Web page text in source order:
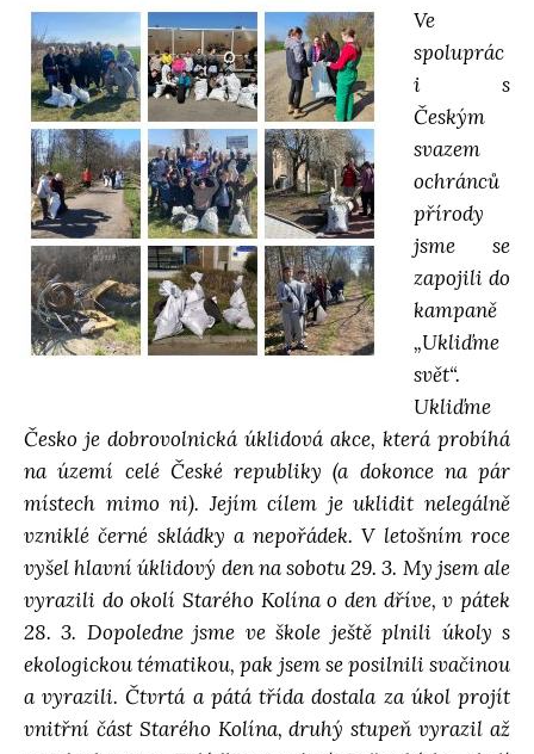
á
v
á
í
Ve
spoluprác
i s
Českým
svazem
ochránců
přírody
jsme se
zapojili do
kampaně
„Ukliďme
svět“.
Ukliďme
Česko je dobrovolnická úklidová akce, která probíhá
na území celé České republiky (a dokonce na pár
místech mimo ni). Jejím cílem je uklidit nelegálně
vzniklé černé skládky a nepořádek. V letošním roce
vyšel hlavní úklidový den na sobotu 29. 3. My jsem ale
vyrazili do okolí Starého Kolína o den dříve, v pátek
28. 3. Dopoledne jsme ve škole ještě plnili úkoly s
ekologickou tématikou, pak jsem se posilnili svačinou
a vyrazili. Čtvrtá a pátá třída dostala za úkol projít
vnitřní část Starého Kolína, druhý stupeň vyrazil až